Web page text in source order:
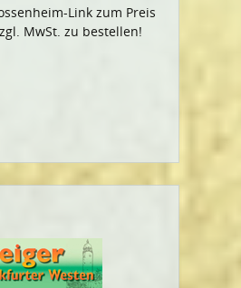
Link zum Preis
MwSt. zu bestellen!